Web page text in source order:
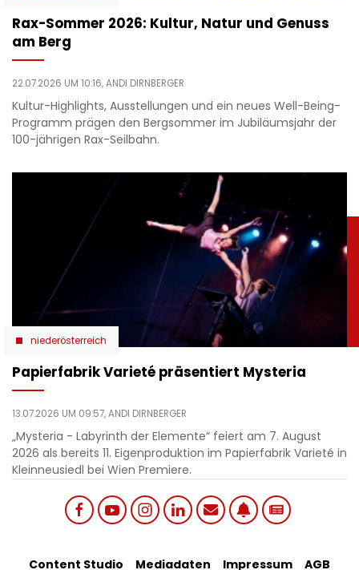
Rax-Sommer 2026: Kultur, Natur und Genuss
am Berg
22.07.2026 UM 10:16,ANDI DIRNBERGER
Kultur-Highlights, Ausstellungen und ein neues Well-Being-
Programm prägen den Bergsommer im Jubiläumsjahr der
100-jährigen Rax-Seilbahn.
niederösterreich
Papierfabrik Varieté präsentiert Mysteria
13.07.2026 UM 09:57,ANDI DIRNBERGER
„Mysteria - Labyrinth der Elemente“ feiert am 7. August
2026 als bereits 11. Eigenproduktion im Papierfabrik Varieté in
Kleinneusiedl bei Wien Premiere.
Content Studio Mediadaten Impressum AGB